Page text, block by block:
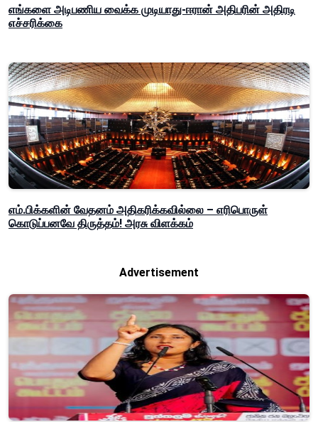
எங்களை அடிபணிய வைக்க முடியாது-ஈரான் அதிபரின் அதிரடி
எச்சரிக்கை
எம்.பிக்களின் வேதனம் அதிகரிக்கவில்லை – எரிபொருள்
கொடுப்பனவே திருத்தம்! அரசு விளக்கம்
Advertisement